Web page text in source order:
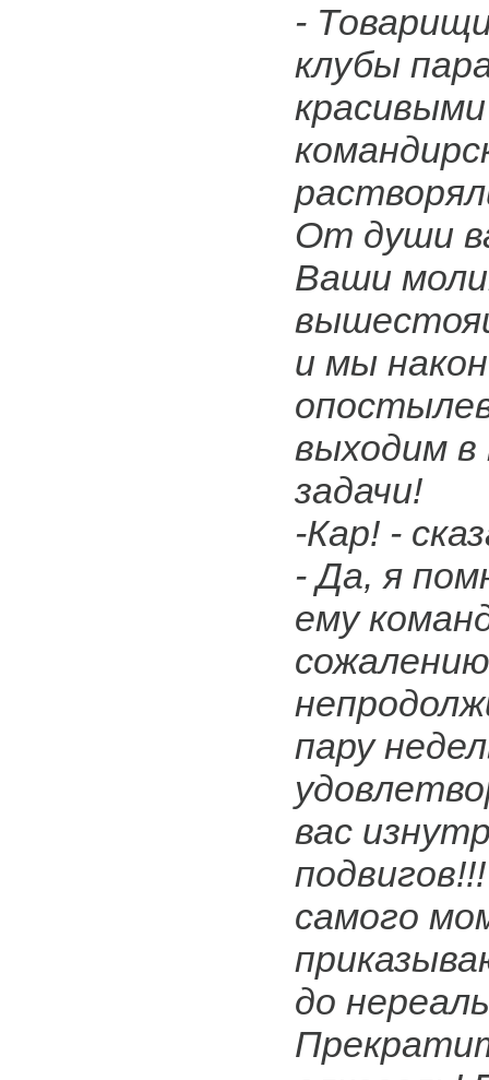
-
клубы
От души
Ваши
и мы
выходим в
задачи!
-Кар! -
- Да, я
ему
пару
вас
самого
до